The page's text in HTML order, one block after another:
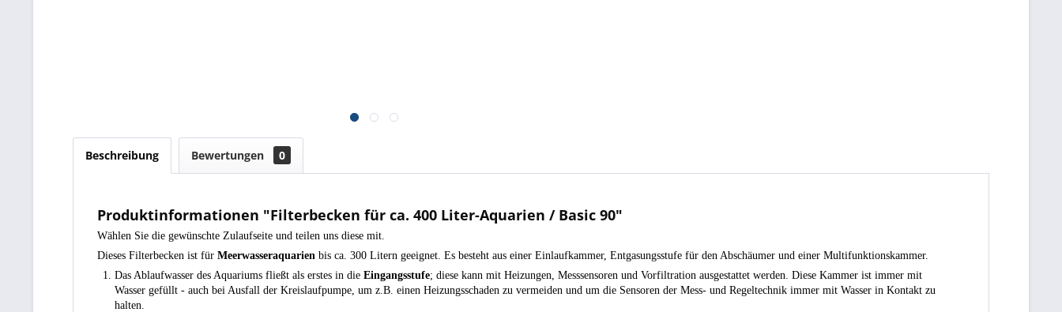
Beschreibung Bewertungen 0
Produktinformationen "Filterbecken für ca. 400 Liter-Aquarien / Basic 90"
Wählen Sie die gewünschte Zulaufseite und teilen uns diese mit.
Dieses Filterbecken ist für Meerwasseraquarien bis ca. 300 Litern geeignet. Es besteht aus einer Einlaufkammer, Entgasungsstufe für den Abschäumer und einer Multifunktionskammer.
Das Ablaufwasser des Aquariums fließt als erstes in die Eingangsstufe; diese kann mit Heizungen, Messsensoren und Vorfiltration ausgestattet werden. Diese Kammer ist immer mit
Wasser gefüllt - auch bei Ausfall der Kreislaufpumpe, um z.B. einen Heizungsschaden zu vermeiden und um die Sensoren der Mess- und Regeltechnik immer mit Wasser in Kontakt zu
halten.